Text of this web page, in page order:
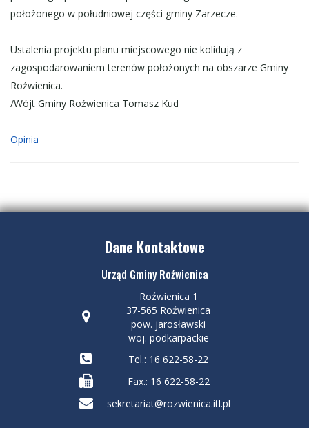
położonego w południowej części gminy Zarzecze.
Ustalenia projektu planu miejscowego nie kolidują z
zagospodarowaniem terenów położonych na obszarze Gminy
Roźwienica.
/Wójt Gminy Roźwienica Tomasz Kud
Opinia
Dane Kontaktowe
Urząd Gminy Roźwienica
Roźwienica 1
37-565 Roźwienica
pow. jarosławski
woj. podkarpackie
Tel.: 16 622-58-22
Fax.: 16 622-58-22
sekretariat@rozwienica.itl.pl